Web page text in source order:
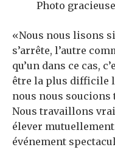
Photo
«Nous nous lisons
s’arrête, l’autre
qu’un dans ce cas,
être la plus difficile
nous nous soucions
Nous travaillons
élever
événement